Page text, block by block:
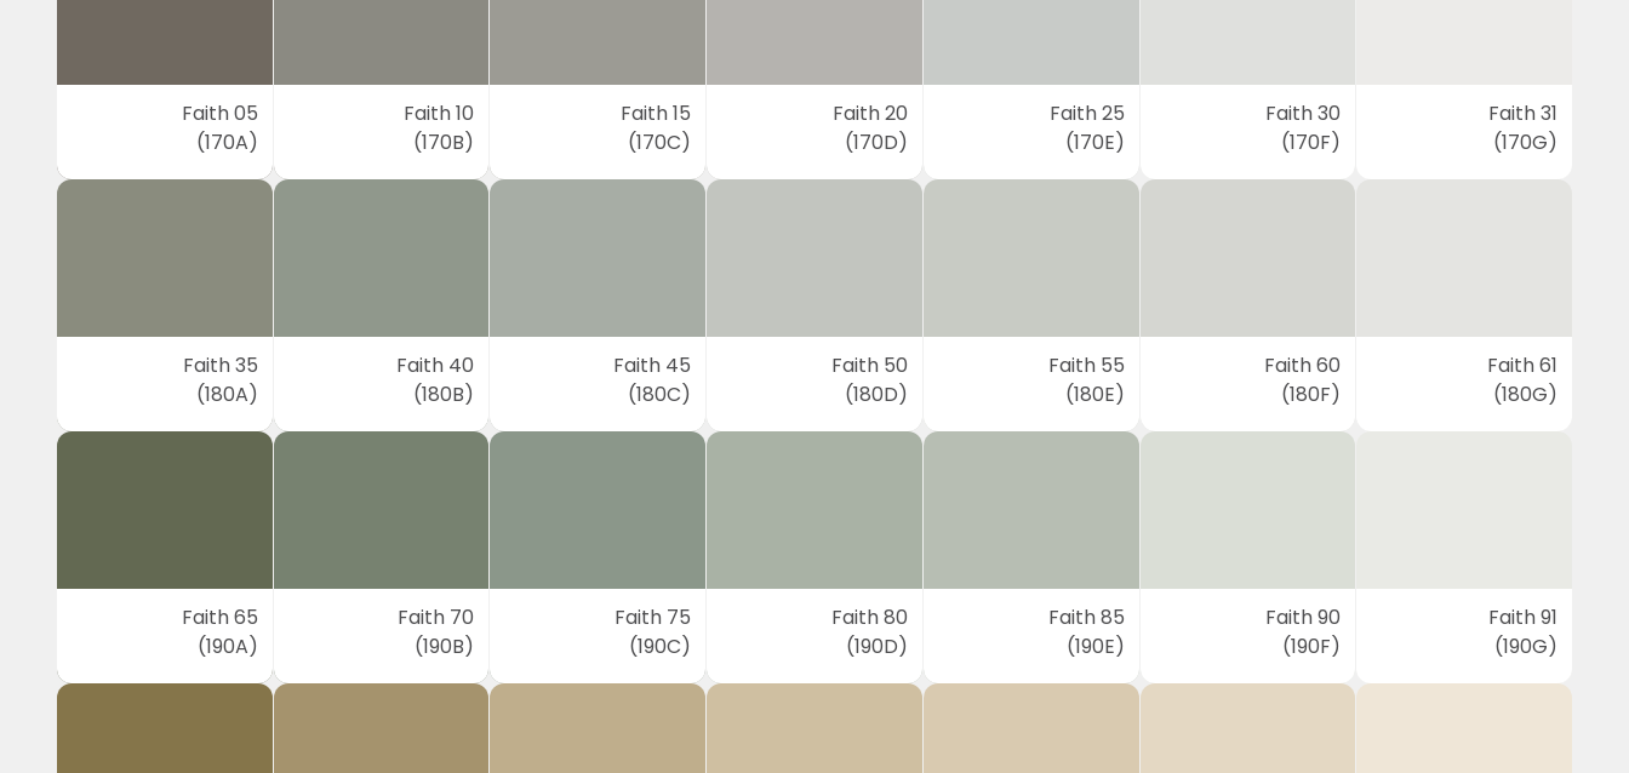
Faith 05
(170A)
Faith 10
(170B)
Faith 15
(170C)
Faith 20
(170D)
Faith 25
(170E)
Faith 30
(170F)
Faith 31
(170G)
Faith 35
(180A)
Faith 40
(180B)
Faith 45
(180C)
Faith 50
(180D)
Faith 55
(180E)
Faith 60
(180F)
Faith 61
(180G)
Faith 65
(190A)
Faith 70
(190B)
Faith 75
(190C)
Faith 80
(190D)
Faith 85
(190E)
Faith 90
(190F)
Faith 91
(190G)